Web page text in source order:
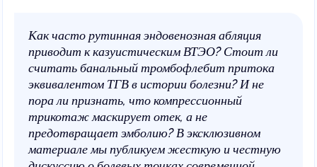
Как часто рутинная эндовенозная абляция
приводит к казуистическим ВТЭО? Стоит ли
считать банальный тромбофлебит притока
эквивалентом ТГВ в истории болезни? И не
пора ли признать, что компрессионный
трикотаж маскирует отек, а не
предотвращает эмболию? В эксклюзивном
материале мы публикуем жесткую и честную